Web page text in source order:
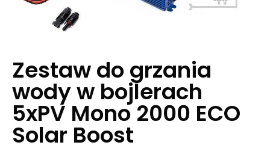
Zestaw do grzania
wody w bojlerach
5xPV Mono 2000 ECO
Solar Boost